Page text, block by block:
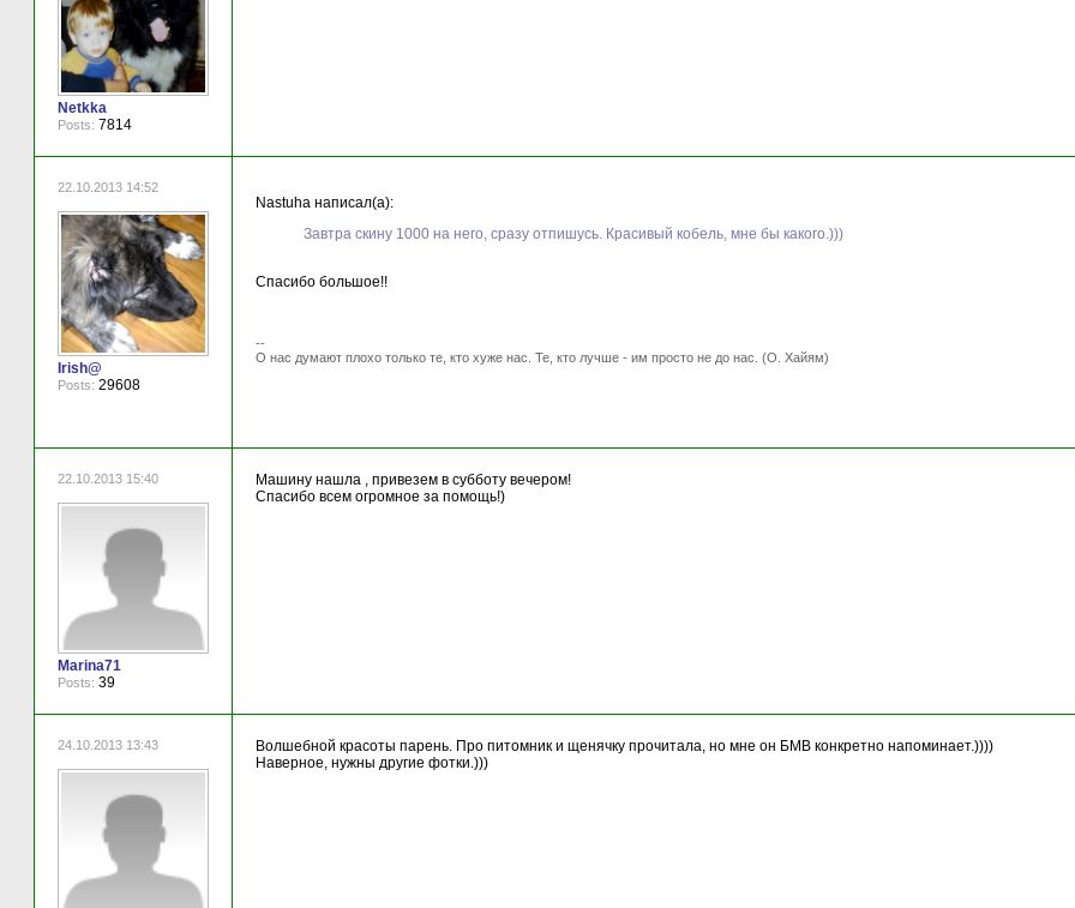
Netkka
Posts: 7814
22.10.2013 14:52
Irish@
Posts: 29608
Nastuha написал(а):
Завтра скину 1000 на него, сразу отпишусь. Красивый кобель, мне бы какого.)))
Спасибо большое!!
--
О нас думают плохо только те, кто хуже нас. Те, кто лучше - им просто не до нас. (О. Хайям)
22.10.2013 15:40
Marina71
Posts: 39
Машину нашла , привезем в субботу вечером!
Спасибо всем огромное за помощь!)
24.10.2013 13:43
Волшебной красоты парень. Про питомник и щенячку прочитала, но мне он БМВ конкретно напоминает.))))
Наверное, нужны другие фотки.)))